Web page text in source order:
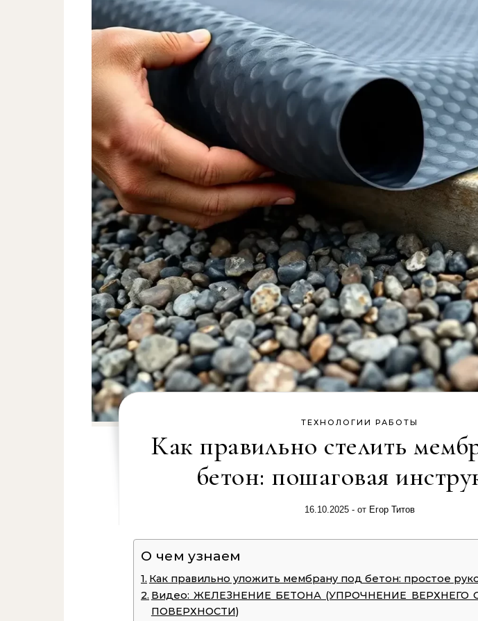
ТЕХНОЛОГИИ РАБОТЫ
Как правильно стелить
бетон: пошаговая
16.10.2025 - от Егор Титов
О чем узнаем
Как правильно уложить мембрану под бетон: простое
Видео: ЖЕЛЕЗНЕНИЕ БЕТОНА (УПРОЧНЕНИЕ ВЕРХНЕГО
ПОВЕРХНОСТИ)